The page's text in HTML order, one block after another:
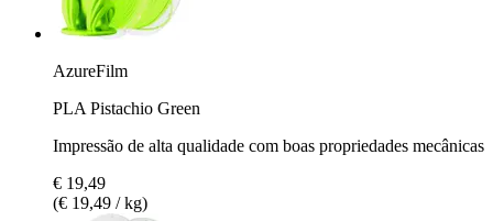
AzureFilm
PLA Pistachio Green
Impressão de alta qualidade com boas propriedades mecânicas
€ 19,49
(€ 19,49 / kg)